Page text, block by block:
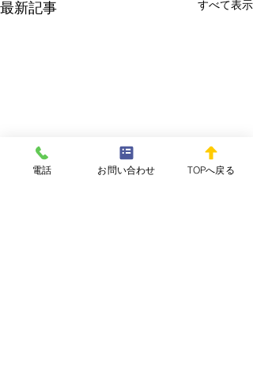
最新記事 すべて表示
電話 お問い合わせ TOPへ戻る